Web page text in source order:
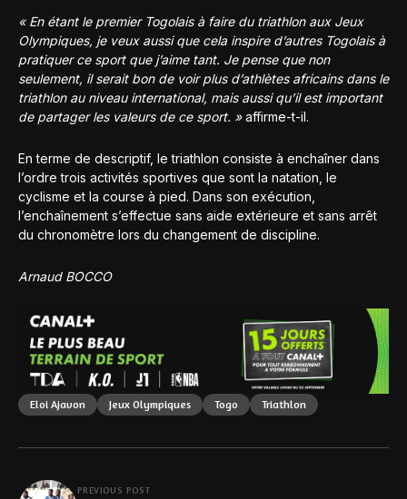
« En étant le premier Togolais à faire du triathlon aux Jeux
Olympiques, je veux aussi que cela inspire d’autres Togolais à
pratiquer ce sport que j’aime tant. Je pense que non
seulement, il serait bon de voir plus d’athlètes africains dans le
triathlon au niveau international, mais aussi qu’il est important
de partager les valeurs de ce sport. »affirme-t-il.
En terme de descriptif, le triathlon consiste à enchaîner dans
l’ordre trois activités sportives que sont la natation, le
cyclisme et la course à pied. Dans son exécution,
l’enchaînement s’effectue sans aide extérieure et sans arrêt
du chronomètre lors du changement de discipline.
Arnaud BOCCO
Eloi Ajavon Jeux Olympiques Togo Triathlon
PREVIOUS POST